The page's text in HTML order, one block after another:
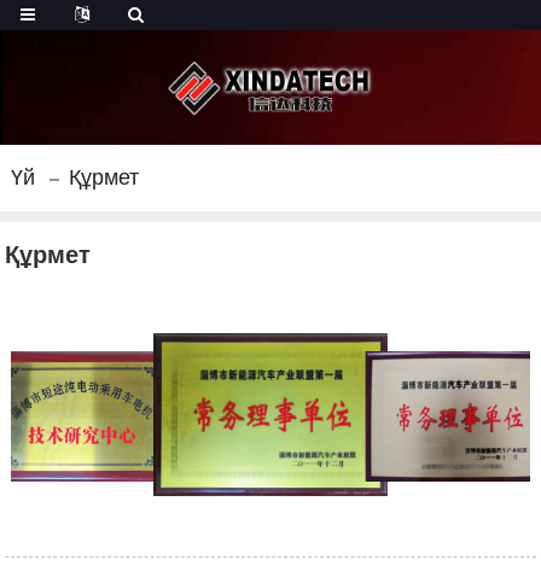
Үй Құрмет
Құрмет